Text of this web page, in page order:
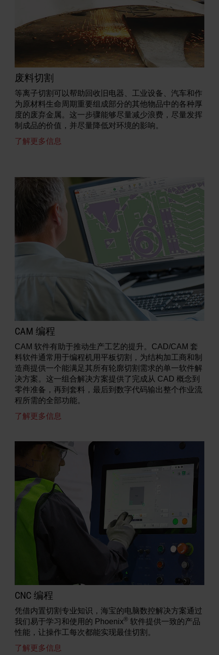
废料切割
等离子切割可以帮助回收旧电器、工业设备、汽车和作
为原材料生命周期重要组成部分的其他物品中的各种厚
度的废弃金属。这一步骤能够尽量减少浪费，尽量发挥
制成品的价值，并尽量降低对环境的影响。
了解更多信息
CAM 编程
CAM 软件有助于推动生产工艺的提升。CAD/CAM 套
料软件通常用于编程机用平板切割，为结构加工商和制
造商提供一个能满足其所有轮廓切割需求的单一软件解
决方案。这一组合解决方案提供了完成从 CAD 概念到
零件准备，再到套料，最后到数字代码输出整个作业流
程所需的全部功能。
了解更多信息
CNC 编程
凭借内置切割专业知识，海宝的电脑数控解决方案通过
我们易于学习和使用的 Phoenix® 软件提供一致的产品
性能，让操作工每次都能实现最佳切割。
了解更多信息